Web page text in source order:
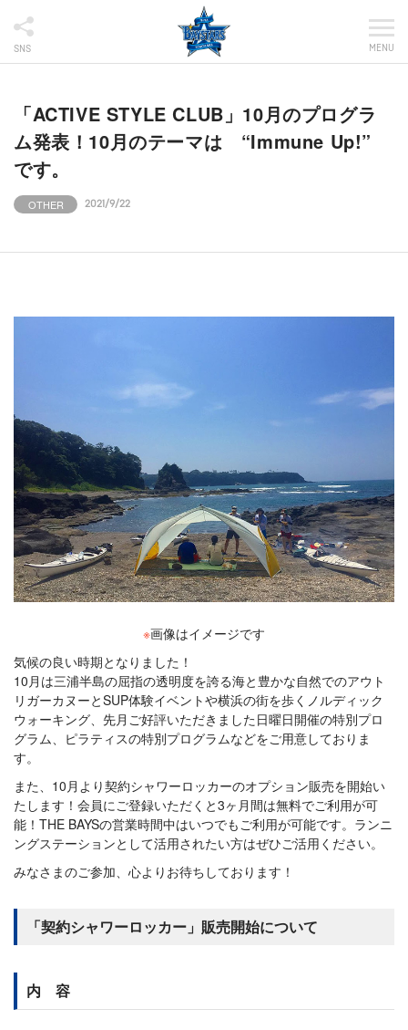
SNS MENU
「ACTIVE STYLE CLUB」10月のプログラ
ム発表！10月のテーマは “Immune Up!”
です。
OTHER 2021/9/22
※画像はイメージです
気候の良い時期となりました！
10月は三浦半島の屈指の透明度を誇る海と豊かな自然でのアウト
リガーカヌーとSUP体験イベントや横浜の街を歩くノルディック
ウォーキング、先月ご好評いただきました日曜日開催の特別プロ
グラム、ピラティスの特別プログラムなどをご用意しておりま
す。
また、10月より契約シャワーロッカーのオプション販売を開始い
たします！会員にご登録いただくと3ヶ月間は無料でご利用が可
能！THE BAYSの営業時間中はいつでもご利用が可能です。ランニ
ングステーションとして活用されたい方はぜひご活用ください。
みなさまのご参加、心よりお待ちしております！
「契約シャワーロッカー」販売開始について
内 容